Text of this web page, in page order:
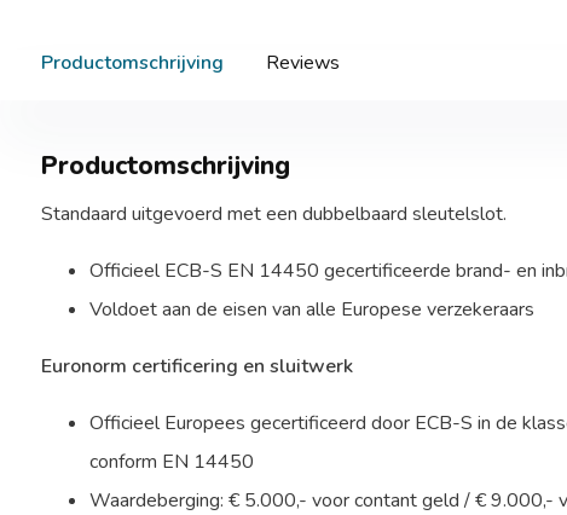
Productomschrijving Reviews
Productomschrijving
Standaard uitgevoerd met een dubbelbaard sleutelslot.
Officieel ECB-S EN 14450 gecertificeerde brand- en
Voldoet aan de eisen van alle Europese verzekeraars
Euronorm certificering en sluitwerk
Officieel Europees gecertificeerd door ECB-S in de
conform EN 14450
Waardeberging: € 5.000,- voor contant geld / € 9.000,-